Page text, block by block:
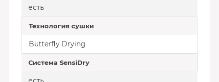
есть
Технология сушки
Butterfly Drying
Система SensiDry